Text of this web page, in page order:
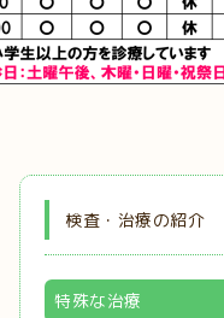
検査・治療の紹介
特殊な治療